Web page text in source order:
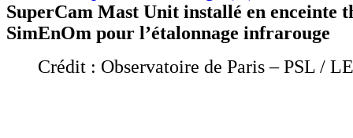
SuperCam Mast Unit installé en enceinte
SimEnOm pour l’étalonnage infrarouge
Crédit : Observatoire de Paris – PSL /